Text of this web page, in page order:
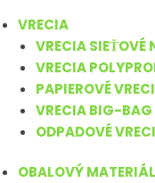
VRECIA
VRECIA SIEŤOVÉ
VRECIA
PAPIEROVÉ
VRECIA BIG-BAG
ODPADOVÉ
OBALOVÝ MATERIÁL